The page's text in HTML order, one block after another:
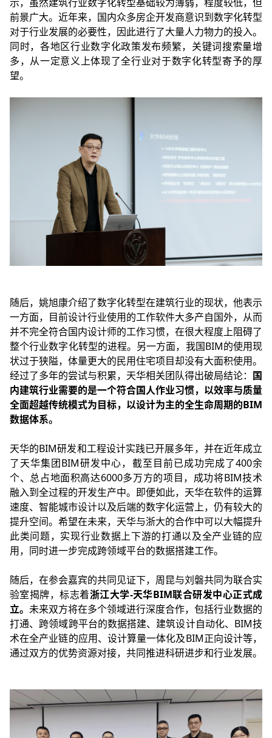
前景广大。近年来，国内众多房企开发商意识到数字化转型
对于行业发展的必要性，因此进行了大量人力物力的投入。
同时，各地区行业数字化政策发布频繁，关键词搜索量增
多，从一定意义上体现了全行业对于数字化转型寄予的厚
望。
随后，姚旭康介绍了数字化转型在建筑行业的现状，他表示
一方面，目前设计行业使用的工作软件大多产自国外，从而
并不完全符合国内设计师的工作习惯，在很大程度上阻碍了
整个行业数字化转型的进程。另一方面，我国BIM的使用现
状过于狭隘，体量更大的民用住宅项目却没有大面积使用。
经过了多年的尝试与积累，天华相关团队得出破局结论： 国
内建筑行业需要的是一个符合国人作业习惯，以效率与质量
全面超越传统模式为目标，以设计为主的全生命周期的BIM
数据体系。
天华的BIM研发和工程设计实践已开展多年，并在近年成立
了天华集团BIM研发中心，截至目前已成功完成了400余
个、总占地面积高达6000多万方的项目，成功将BIM技术
融入到全过程的开发生产中。即便如此，天华在软件的运算
速度、智能城市设计以及后端的数字化运营上，仍有较大的
提升空间。希望在未来，天华与浙大的合作中可以大幅提升
此类问题，实现行业数据上下游的打通以及全产业链的应
用，同时进一步完成跨领域平台的数据搭建工作。
随后，在参会嘉宾的共同见证下，周昆与刘磐共同为联合实
验室揭牌，标志着浙江大学-天华BIM联合研发中心正式成
立。 未来双方将在多个领域进行深度合作，包括行业数据的
打通、跨领域跨平台的数据搭建、建筑设计自动化、BIM技
术在全产业链的应用、设计算量一体化及BIM正向设计等，
通过双方的优势资源对接，共同推进科研进步和行业发展。